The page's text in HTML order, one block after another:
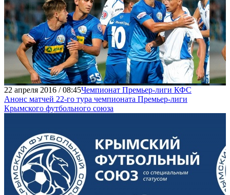
22 апреля 2016 / 08:45Чемпионат Премьер-лиги КФС
Анонс матчей 22-го тура чемпионата Премьер-лиги
Крымского футбольного союза